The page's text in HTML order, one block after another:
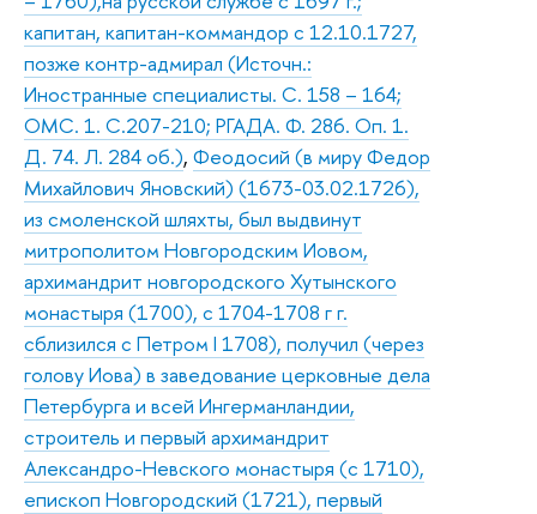
капитан, капитан-коммандор с 12.10.1727,
позже контр-адмирал (Источн.:
Иностранные специалисты. С. 158 – 164;
ОМС. 1. С.207-210; РГАДА. Ф. 286. Оп. 1.
Д. 74. Л. 284 об.), Феодосий (в миру Федор
Михайлович Яновский) (1673-03.02.1726),
из смоленской шляхты, был выдвинут
митрополитом Новгородским Иовом,
архимандрит новгородского Хутынского
монастыря (1700), с 1704-1708 г г.
сблизился с Петром I 1708), получил (через
голову Иова) в заведование церковные дела
Петербурга и всей Ингерманландии,
строитель и первый архимандрит
Александро-Невского монастыря (с 1710),
епископ Новгородский (1721), первый